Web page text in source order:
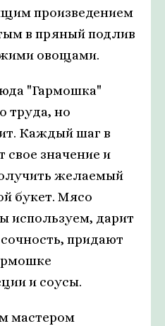
произведением
в пряный подлив
овощами.
"Гармошка"
труда, но
Каждый шаг в
свое значение и
желаемый
букет. Мясо
используем, дарит
придают
и соусы.
мастером